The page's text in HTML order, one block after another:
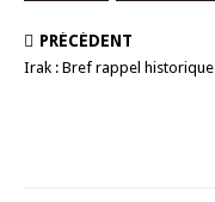
PRÉCÉDENT
Irak : Bref rappel historique